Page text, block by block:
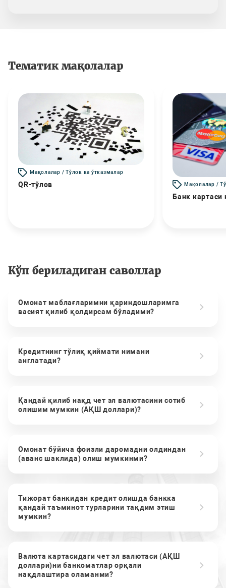
Тематик мақолалар
Мақолалар / Тўлов ва ўтказмалар
QR-тўлов Мақолалар /
Банк картаси
Кўп бериладиган саволлар
Омонат маблағларимни қариндошларимга
васият қилиб қолдирсам бўладими?
Кредитнинг тўлиқ қиймати нимани
англатади?
Қандай қилиб нақд чет эл валютасини сотиб
олишим мумкин (АҚШ доллари)?
Омонат бўйича фоизли даромадни олдиндан
(аванс шаклида) олиш мумкинми?
Тижорат банкидан кредит олишда банкка
қандай таъминот турларини тақдим этиш
мумкин?
Валюта картасидаги чет эл валютаси (АҚШ
доллари)ни банкоматлар орқали
нақдлаштира оламанми?